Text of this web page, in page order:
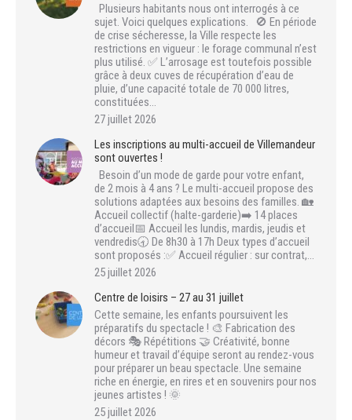
Plusieurs habitants nous ont interrogés à ce
sujet. Voici quelques explications. 🚫 En période
de crise sécheresse, la Ville respecte les
restrictions en vigueur : le forage communal n’est
plus utilisé. ✅ L’arrosage est toutefois possible
grâce à deux cuves de récupération d’eau de
pluie, d’une capacité totale de 70 000 litres,
constituées…
27 juillet 2026
Les inscriptions au multi-accueil de Villemandeur
sont ouvertes !
Besoin d’un mode de garde pour votre enfant,
de 2 mois à 4 ans ? Le multi-accueil propose des
solutions adaptées aux besoins des familles. 🏡
Accueil collectif (halte-garderie)➡️ 14 places
d’accueil📅 Accueil les lundis, mardis, jeudis et
vendredis🕣 De 8h30 à 17h Deux types d’accueil
sont proposés :✅ Accueil régulier : sur contrat,…
25 juillet 2026
Centre de loisirs – 27 au 31 juillet
Cette semaine, les enfants poursuivent les
préparatifs du spectacle ! 🎨 Fabrication des
décors 🎭 Répétitions 🤝 Créativité, bonne
humeur et travail d’équipe seront au rendez-vous
pour préparer un beau spectacle. Une semaine
riche en énergie, en rires et en souvenirs pour nos
jeunes artistes ! 🌞
25 juillet 2026